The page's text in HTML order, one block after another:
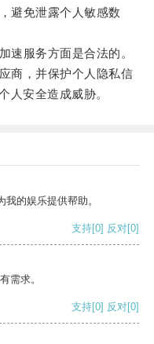
免泄露个人敏感数
服务方面是合法的。
，并保护个人隐私信
人安全造成威胁。
的娱乐提供帮助。
支持[0] 反对[0]
需求。
支持[0] 反对[0]